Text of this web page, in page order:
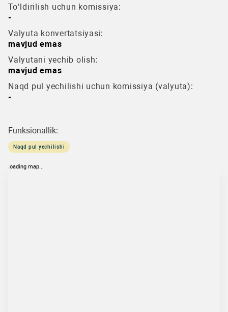
To‘ldirilish uchun komissiya:
-
Valyuta konvertatsiyasi:
mavjud emas
Valyutani yechib olish:
mavjud emas
Naqd pul yechilishi uchun komissiya (valyuta):
-
Funksionallik:
Naqd pul yechilishi
loading map...